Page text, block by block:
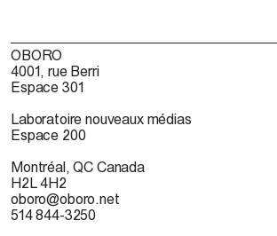
OBORO
4001, rue Berri
Espace 301
Laboratoire nouveaux médias
Espace 200
Montréal, QC Canada
H2L 4H2
oboro@oboro.net
514 844-3250